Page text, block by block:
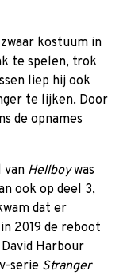
kostuum in
te spelen, trok
liep hij ook
te lijken. Door
de opnames
van Hellboywas
ook op deel 3,
dat er
2019 de reboot
Harbour
serie Stranger